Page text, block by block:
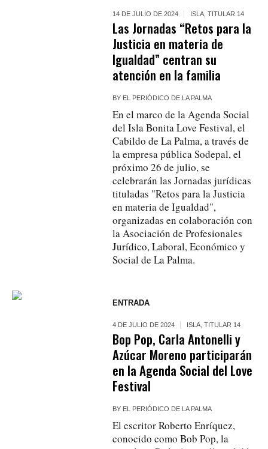
14 DE JULIO DE 2024 ISLA ,TITULAR 14
Las Jornadas “Retos para la
Justicia en materia de
Igualdad” centran su
atención en la familia
BY EL PERIÓDICO DE LA PALMA
En el marco de la Agenda Social
del Isla Bonita Love Festival, el
Cabildo de La Palma, a través de
la empresa pública Sodepal, el
próximo 26 de julio, se
celebrarán las Jornadas jurídicas
tituladas "Retos para la Justicia
en materia de Igualdad",
organizadas en colaboración con
la Asociación de Profesionales
Jurídico, Laboral, Económico y
Social de La Palma.
ENTRADA
4 DE JULIO DE 2024 ISLA ,TITULAR 14
Bop Pop, Carla Antonelli y
Azúcar Moreno participarán
en la Agenda Social del Love
Festival
BY EL PERIÓDICO DE LA PALMA
El escritor Roberto Enríquez,
conocido como Bob Pop, la